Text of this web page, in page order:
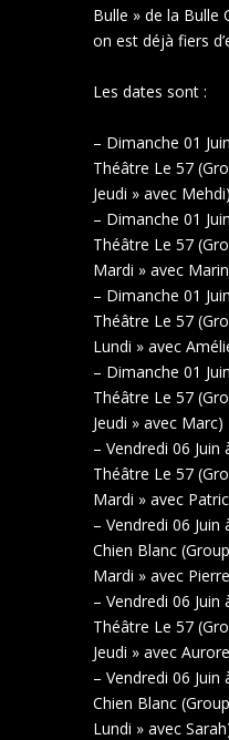
Bulle » de la Bulle
on est déjà fiers
Les dates sont :
– Dimanche 01
Théâtre Le 57
Jeudi » avec Mehdi)
– Dimanche 01
Théâtre Le 57
Mardi » avec
– Dimanche 01
Théâtre Le 57
Lundi » avec
– Dimanche 01
Théâtre Le 57
Jeudi » avec Marc)
– Vendredi 06 Juin
Théâtre Le 57
Mardi » avec
– Vendredi 06
Chien Blanc
Mardi » avec
– Vendredi 06 Juin
Théâtre Le 57
Jeudi » avec
– Vendredi 06
Chien Blanc
Lundi » avec